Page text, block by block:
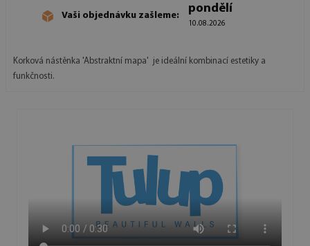
Vaši objednávku zašleme:
pondělí
10.08.2026
Korková nástěnka 'Abstraktní mapa' je ideální kombinací estetiky a
funkčnosti.